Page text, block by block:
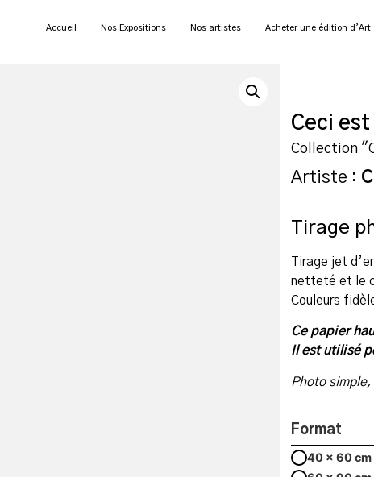
Accueil Nos Expositions Nos artistes Acheter une édition d’Art
Ceci
Collection
Artiste :
Tirage
Tirage jet
netteté et le
Couleurs
Ce papier
Il est utilisé
Photo
Format
40 x 60 cm